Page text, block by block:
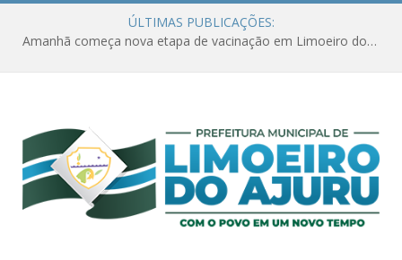
ÚLTIMAS PUBLICAÇÕES:
Amanhã começa nova etapa de vacinação em Limoeiro do Ajuru para idosos com 65 ou mais